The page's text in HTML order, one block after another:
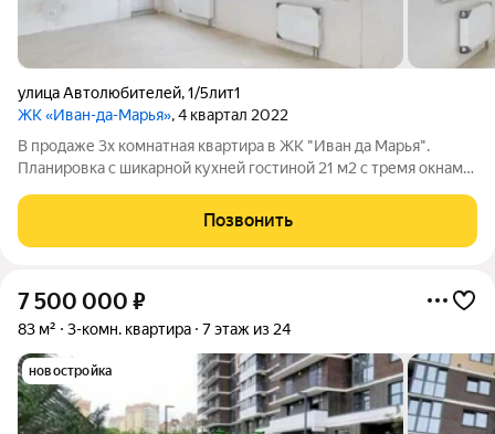
улица Автолюбителей,1/5лит1
ЖК «Иван-да-Марья», 4 квартал 2022
В продаже 3х комнатная квартира в ЖК "Иван да Марья".
Планировка с шикарной кухней гостиной 21 м2 с тремя окнами,
предчистовой отделке: стяжка, штукатурка, электро- и сантех.
разводка. Рядом с
Позвонить
7 500 000 ₽
83 м² 3-комн. квартира 7 этаж из 24
новостройка